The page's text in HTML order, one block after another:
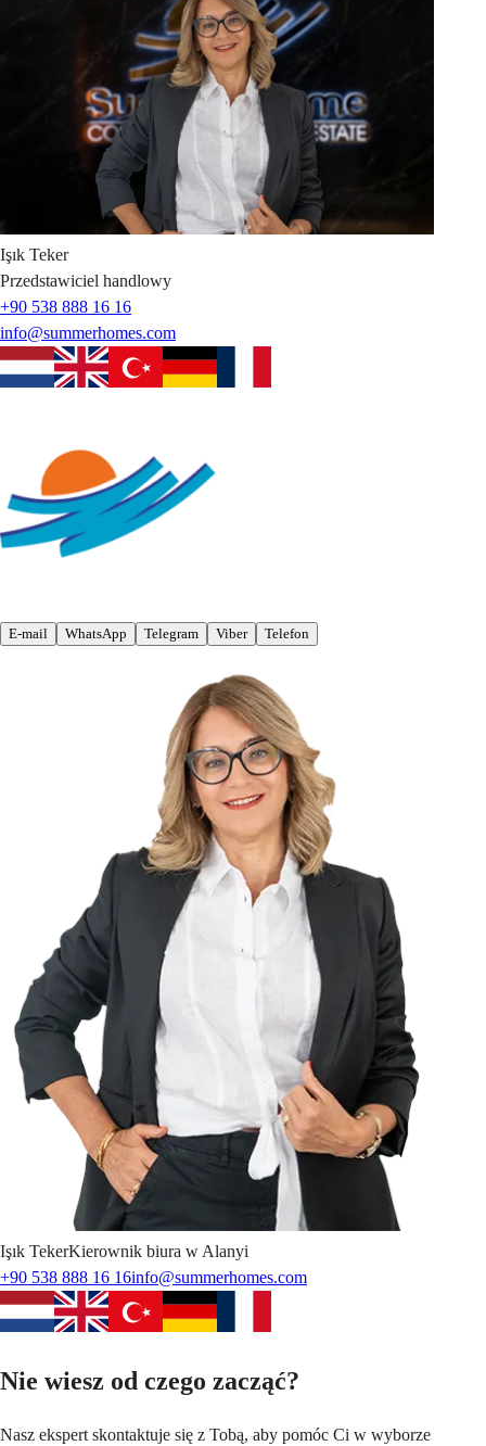
Işık Teker
Przedstawiciel handlowy
+90 538 888 16 16
info@summerhomes.com
E-mail WhatsApp Telegram Viber Telefon
Işık TekerKierownik biura w Alanyi
+90 538 888 16 16info@summerhomes.com
Nie wiesz od czego zacząć?
Nasz ekspert skontaktuje się z Tobą, aby pomóc Ci w wyborze